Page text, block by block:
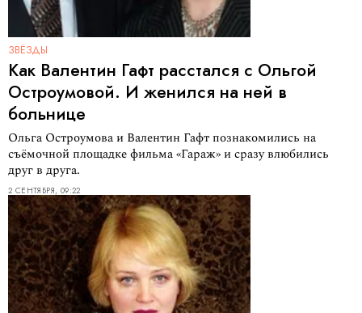
ЗВЁЗДЫ
Как Валентин Гафт расстался с Ольгой
Остроумовой. И женился на ней в
больнице
Ольга Остроумова и Валентин Гафт познакомились на
съёмочной площадке фильма «Гараж» и сразу влюбились
друг в друга.
2 СЕНТЯБРЯ, 09:22